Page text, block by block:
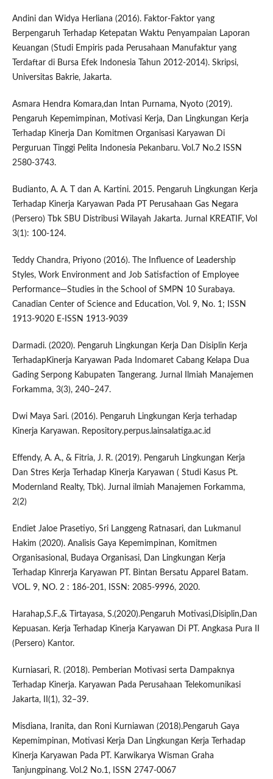
Andini dan Widya Herliana (2016). Faktor-Faktor yang
Berpengaruh Terhadap Ketepatan Waktu Penyampaian Laporan
Keuangan (Studi Empiris pada Perusahaan Manufaktur yang
Terdaftar di Bursa Efek Indonesia Tahun 2012-2014). Skripsi,
Universitas Bakrie, Jakarta.
Asmara Hendra Komara,dan Intan Purnama, Nyoto (2019).
Pengaruh Kepemimpinan, Motivasi Kerja, Dan Lingkungan Kerja
Terhadap Kinerja Dan Komitmen Organisasi Karyawan Di
Perguruan Tinggi Pelita Indonesia Pekanbaru. Vol.7 No.2 ISSN
2580-3743.
Budianto, A. A. T dan A. Kartini. 2015. Pengaruh Lingkungan Kerja
Terhadap Kinerja Karyawan Pada PT Perusahaan Gas Negara
(Persero) Tbk SBU Distribusi Wilayah Jakarta. Jurnal KREATIF, Vol
3(1): 100-124.
Teddy Chandra, Priyono (2016). The Influence of Leadership
Styles, Work Environment and Job Satisfaction of Employee
Performance—Studies in the School of SMPN 10 Surabaya.
Canadian Center of Science and Education, Vol. 9, No. 1; ISSN
1913-9020 E-ISSN 1913-9039
Darmadi. (2020). Pengaruh Lingkungan Kerja Dan Disiplin Kerja
TerhadapKinerja Karyawan Pada Indomaret Cabang Kelapa Dua
Gading Serpong Kabupaten Tangerang. Jurnal Ilmiah Manajemen
Forkamma, 3(3), 240–247.
Dwi Maya Sari. (2016). Pengaruh Lingkungan Kerja terhadap
Kinerja Karyawan. Repository.perpus.lainsalatiga.ac.id
Effendy, A. A., & Fitria, J. R. (2019). Pengaruh Lingkungan Kerja
Dan Stres Kerja Terhadap Kinerja Karyawan ( Studi Kasus Pt.
Modernland Realty, Tbk). Jurnal ilmiah Manajemen Forkamma,
2(2)
Endiet Jaloe Prasetiyo, Sri Langgeng Ratnasari, dan Lukmanul
Hakim (2020). Analisis Gaya Kepemimpinan, Komitmen
Organisasional, Budaya Organisasi, Dan Lingkungan Kerja
Terhadap Kinrerja Karyawan PT. Bintan Bersatu Apparel Batam.
VOL. 9, NO. 2 : 186-201, ISSN: 2085-9996, 2020.
Harahap,S.F.,& Tirtayasa, S.(2020).Pengaruh Motivasi,Disiplin,Dan
Kepuasan. Kerja Terhadap Kinerja Karyawan Di PT. Angkasa Pura II
(Persero) Kantor.
Kurniasari, R. (2018). Pemberian Motivasi serta Dampaknya
Terhadap Kinerja. Karyawan Pada Perusahaan Telekomunikasi
Jakarta, II(1), 32–39.
Misdiana, Iranita, dan Roni Kurniawan (2018).Pengaruh Gaya
Kepemimpinan, Motivasi Kerja Dan Lingkungan Kerja Terhadap
Kinerja Karyawan Pada PT. Karwikarya Wisman Graha
Tanjungpinang. Vol.2 No.1, ISSN 2747-0067